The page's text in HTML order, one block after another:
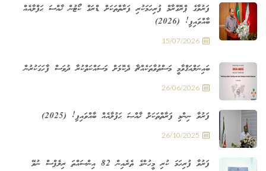
ފަރުވާގެ ޕްރޮގްރާމް ފުރިހަމަކުރި ފަރާތްތަކަށް ޑްރަގް ކޯޓުން ޚާއްސަ ޙަފްލާއެއް
ބާއްވައިފި! (2026)
15/07/2026
ބައިނަލްއަޤްވާމީ މަސްތުވާތަކެއްޗާ ދެކޮޅަށް މަސައްކަތްކުރާ ދުވަސް ފާހަގަކުރުން
26/06/2026
ފަރުވާ ނިންމި ފަރާތްތަކަށް ޚާއްޞަ ޙަފުލާއެއް ބާއްވައިފި! (2025)
26/10/2025
ފަރުވާ ފުރިހަމަ ކުރި މީހުންގެ ތެރެއިން 82 އިންސައްތަ ރިލެޕްސް ނުވޭ